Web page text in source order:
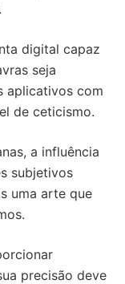
digital capaz
seja
aplicativos com
de ceticismo.
a influência
subjetivos
uma arte que
precisão deve